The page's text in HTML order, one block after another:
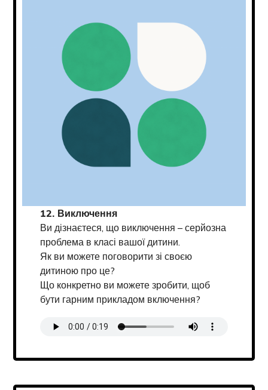
12. Виключення
Ви дізнаєтеся, що виключення – серйозна
проблема в класі вашої дитини.
Як ви можете поговорити зі своєю
дитиною про це?
Що конкретно ви можете зробити, щоб
бути гарним прикладом включення?